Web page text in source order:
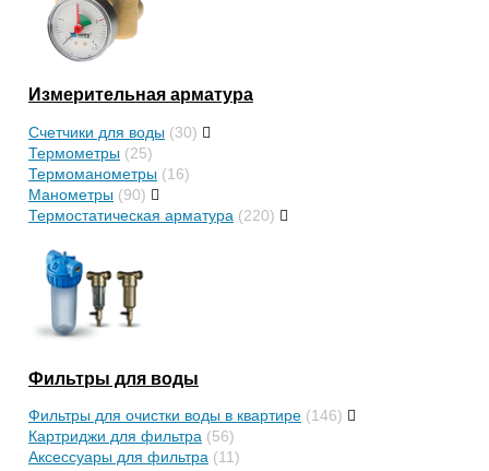
Измерительная арматура
Счетчики для воды (30)
Термометры (25)
Термоманометры (16)
Манометры (90)
Термостатическая арматура (220)
Фильтры для воды
Фильтры для очистки воды в квартире (146)
Картриджи для фильтра (56)
Аксессуары для фильтра (11)